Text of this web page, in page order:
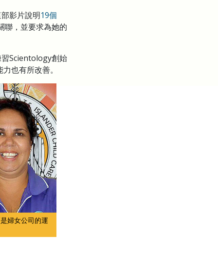
影片說明19個
聯，並要求為她的
Scientology創始
也有所改善。
婦女公司的運